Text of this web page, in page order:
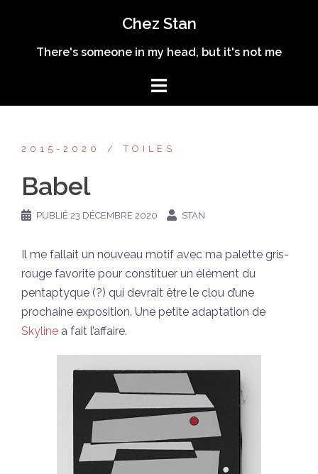
contenu
Chez Stan
There's someone in my head, but it's not me
2015-2020 TOILES
Babel
PUBLIÉ 23 DÉCEMBRE 2020 STAN
Il me fallait un nouveau motif avec ma palette gris-
rouge favorite pour constituer un élément du
pentaptyque (?) qui devrait être le clou d’une
prochaine exposition. Une petite adaptation de
Skyline a fait l’affaire.